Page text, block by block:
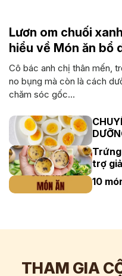
Lươn om chuối
hiểu về Món ăn bổ
Cô bác anh chị thân mến,
no bụng mà còn là cách
chăm sóc gốc...
trợ
10
THAM GIA